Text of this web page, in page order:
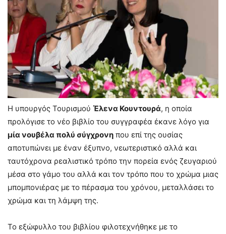
Η υπουργός Τουρισμού Έλενα Κουντουρά, η οποία
προλόγισε το νέο βιβλίο του συγγραφέα έκανε λόγο για
μία νουβέλα πολύ σύγχρονη που επί της ουσίας
αποτυπώνει με έναν έξυπνο, νεωτεριστικό αλλά και
ταυτόχρονα ρεαλιστικό τρόπο την πορεία ενός ζευγαριού
μέσα στο γάμο του αλλά και τον τρόπο που το χρώμα μιας
μπομπονιέρας με το πέρασμα του χρόνου, μεταλλάσει το
χρώμα και τη λάμψη της.
Το εξώφυλλο του βιβλίου φιλοτεχνήθηκε με το